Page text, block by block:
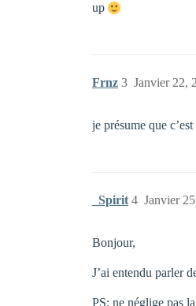
up
Frnz Janvier 22,
3
je présume que
_Spirit Janvier
4
Bonjour,
J’ai entendu parler
PS: ne néglige pas